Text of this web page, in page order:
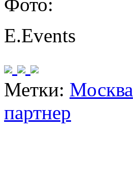
E.Events
Метки: Москва
партнер